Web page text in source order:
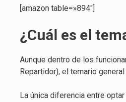
[amazon table=»894″]
¿Cuál es el
Aunque dentro de los
Repartidor), el temario
La única diferencia entre